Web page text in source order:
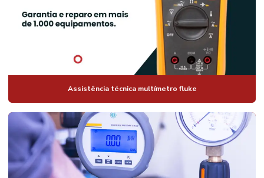
Assistência técnica multímetro fluke